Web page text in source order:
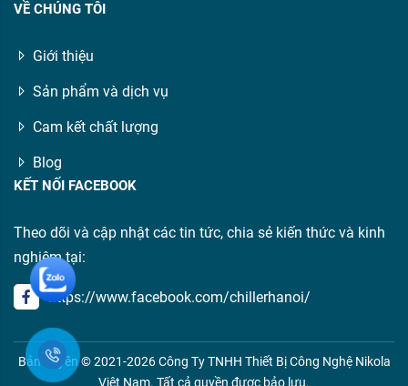
VỀ CHÚNG TÔI
Giới thiệu
Sản phẩm và dịch vụ
Cam kết chất lượng
Blog
KẾT NỐI FACEBOOK
Theo dõi và cập nhật các tin tức, chia sẻ kiến thức và kinh
nghiệm tại:
https://www.facebook.com/chillerhanoi/
Bản quyền © 2021-2026 Công Ty TNHH Thiết Bị Công Nghệ Nikola
Việt Nam. Tất cả quyền được bảo lưu.